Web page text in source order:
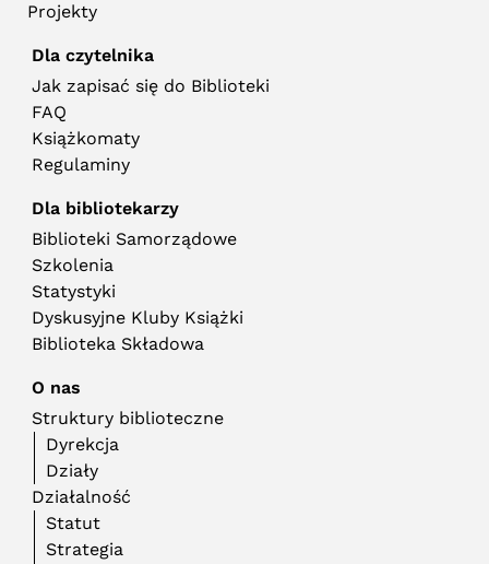
Projekty
Dla czytelnika
Jak zapisać się do Biblioteki
FAQ
Książkomaty
Regulaminy
Dla bibliotekarzy
Biblioteki Samorządowe
Szkolenia
Statystyki
Dyskusyjne Kluby Książki
Biblioteka Składowa
O nas
Struktury biblioteczne
Dyrekcja
Działy
Działalność
Statut
Strategia